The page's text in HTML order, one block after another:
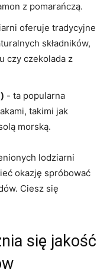
z ⁢pomarańczą.
oferuje tradycyjne
składników,​
czy czekolada z
​- ⁤ta popularna
takimi jak
morską.
lodziarni
okazję ⁣spróbować​
Ciesz się
się jakość